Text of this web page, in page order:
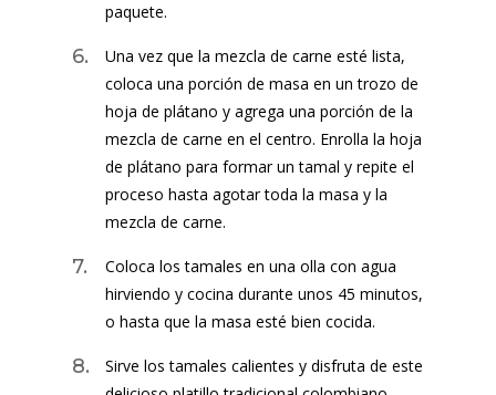
paquete.
Una vez que la mezcla de carne esté lista,
coloca una porción de masa en un trozo de
hoja de plátano y agrega una porción de la
mezcla de carne en el centro. Enrolla la hoja
de plátano para formar un tamal y repite el
proceso hasta agotar toda la masa y la
mezcla de carne.
Coloca los tamales en una olla con agua
hirviendo y cocina durante unos 45 minutos,
o hasta que la masa esté bien cocida.
Sirve los tamales calientes y disfruta de este